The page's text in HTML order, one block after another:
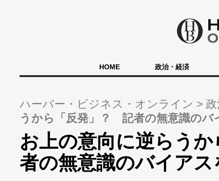
HOME 政治・経済
ハーバー・ビジネス・オンライン
うから「反発」？ 記者の無意識のバ
お上の意向に逆らう
者の無意識のバイア